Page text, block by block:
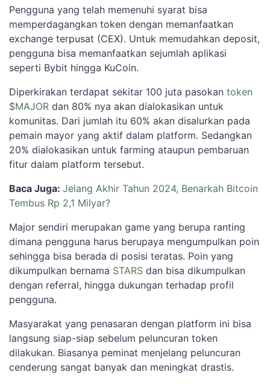
Pengguna yang telah memenuhi syarat bisa
memperdagangkan token dengan memanfaatkan
exchange terpusat (CEX). Untuk memudahkan deposit,
pengguna bisa memanfaatkan sejumlah aplikasi
seperti Bybit hingga KuCoin.
Diperkirakan terdapat sekitar 100 juta pasokan token
$MAJOR dan 80% nya akan dialokasikan untuk
komunitas. Dari jumlah itu 60% akan disalurkan pada
pemain mayor yang aktif dalam platform. Sedangkan
20% dialokasikan untuk farming ataupun pembaruan
fitur dalam platform tersebut.
Baca Juga: Jelang Akhir Tahun 2024, Benarkah Bitcoin
Tembus Rp 2,1 Milyar?
Major sendiri merupakan game yang berupa ranting
dimana pengguna harus berupaya mengumpulkan poin
sehingga bisa berada di posisi teratas. Poin yang
dikumpulkan bernama STARS dan bisa dikumpulkan
dengan referral, hingga dukungan terhadap profil
pengguna.
Masyarakat yang penasaran dengan platform ini bisa
langsung siap-siap sebelum peluncuran token
dilakukan. Biasanya peminat menjelang peluncuran
cenderung sangat banyak dan meningkat drastis.